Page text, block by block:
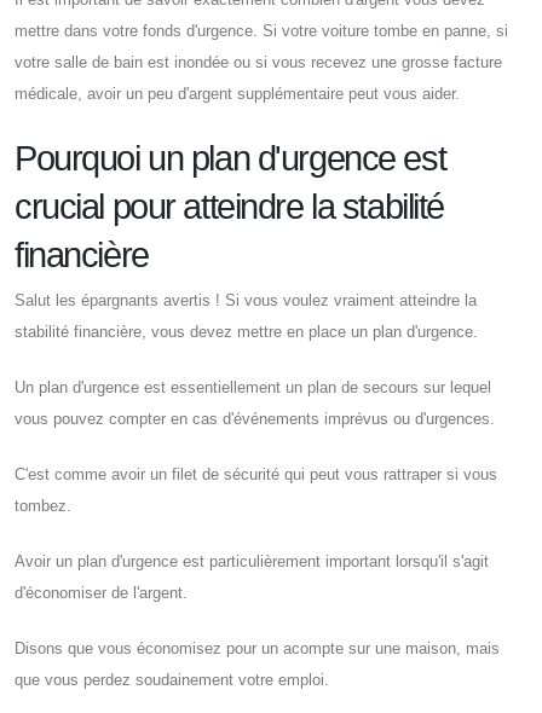
mettre dans votre fonds d'urgence. Si votre voiture tombe en panne, si
votre salle de bain est inondée ou si vous recevez une grosse facture
médicale, avoir un peu d'argent supplémentaire peut vous aider.
Pourquoi un plan d'urgence est
crucial pour atteindre la stabilité
financière
Salut les épargnants avertis ! Si vous voulez vraiment atteindre la
stabilité financière, vous devez mettre en place un plan d'urgence.
Un plan d'urgence est essentiellement un plan de secours sur lequel
vous pouvez compter en cas d'événements imprévus ou d'urgences.
C'est comme avoir un filet de sécurité qui peut vous rattraper si vous
tombez.
Avoir un plan d'urgence est particulièrement important lorsqu'il s'agit
d'économiser de l'argent.
Disons que vous économisez pour un acompte sur une maison, mais
que vous perdez soudainement votre emploi.